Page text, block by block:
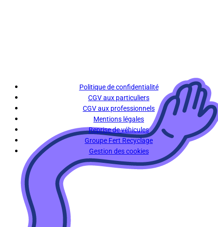
Politique de confidentialité
CGV aux particuliers
CGV aux professionnels
Mentions légales
Reprise de véhicules
Groupe Fert Recyclage
Gestion des cookies